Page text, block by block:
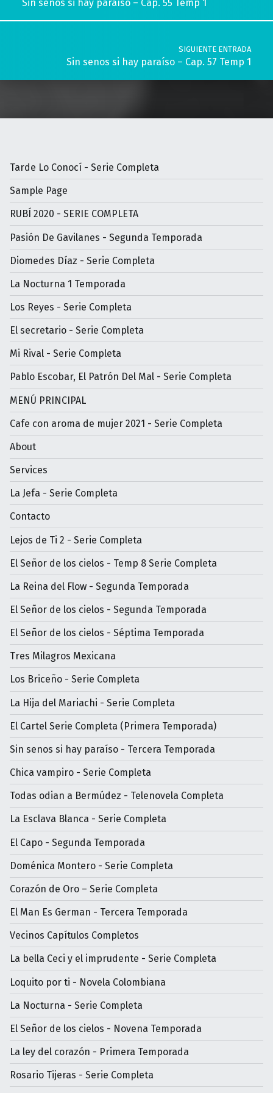
Sin senos si hay paraíso – Cap. 55 Temp 1
SIGUIENTE ENTRADA
Sin senos si hay paraíso – Cap. 57 Temp 1
Tarde Lo Conocí - Serie Completa
Sample Page
RUBÍ 2020 - SERIE COMPLETA
Pasión De Gavilanes - Segunda Temporada
Diomedes Díaz - Serie Completa
La Nocturna 1 Temporada
Los Reyes - Serie Completa
El secretario - Serie Completa
Mi Rival - Serie Completa
Pablo Escobar, El Patrón Del Mal - Serie Completa
MENÚ PRINCIPAL
Cafe con aroma de mujer 2021 - Serie Completa
About
Services
La Jefa - Serie Completa
Contacto
Lejos de Ti 2 - Serie Completa
El Señor de los cielos - Temp 8 Serie Completa
La Reina del Flow - Segunda Temporada
El Señor de los cielos - Segunda Temporada
El Señor de los cielos - Séptima Temporada
Tres Milagros Mexicana
Los Briceño - Serie Completa
La Hija del Mariachi - Serie Completa
El Cartel Serie Completa (Primera Temporada)
Sin senos si hay paraíso - Tercera Temporada
Chica vampiro - Serie Completa
Todas odian a Bermúdez - Telenovela Completa
La Esclava Blanca - Serie Completa
El Capo - Segunda Temporada
Doménica Montero - Serie Completa
Corazón de Oro – Serie Completa
El Man Es German - Tercera Temporada
Vecinos Capítulos Completos
La bella Ceci y el imprudente - Serie Completa
Loquito por ti - Novela Colombiana
La Nocturna - Serie Completa
El Señor de los cielos - Novena Temporada
La ley del corazón - Primera Temporada
Rosario Tijeras - Serie Completa